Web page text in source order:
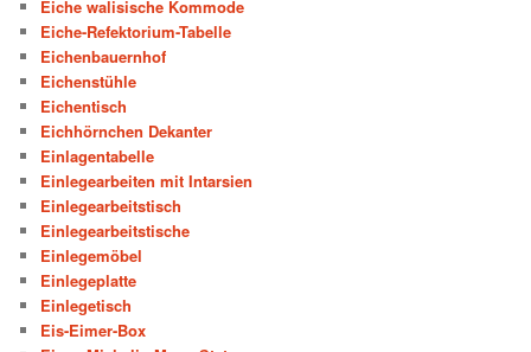
Eiche walisische Kommode
Eiche-Refektorium-Tabelle
Eichenbauernhof
Eichenstühle
Eichentisch
Eichhörnchen Dekanter
Einlagentabelle
Einlegearbeiten mit Intarsien
Einlegearbeitstisch
Einlegearbeitstische
Einlegemöbel
Einlegeplatte
Einlegetisch
Eis-Eimer-Box